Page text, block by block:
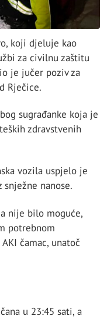
koji djeluje kao
za civilnu zaštitu
je jučer poziv za
Rječice.
sugrađanke koja je
zdravstvenih
vozila uspjelo je
nanose.
nije bilo moguće,
potrebnom
čamac, unatoč
u 23:45 sati, a